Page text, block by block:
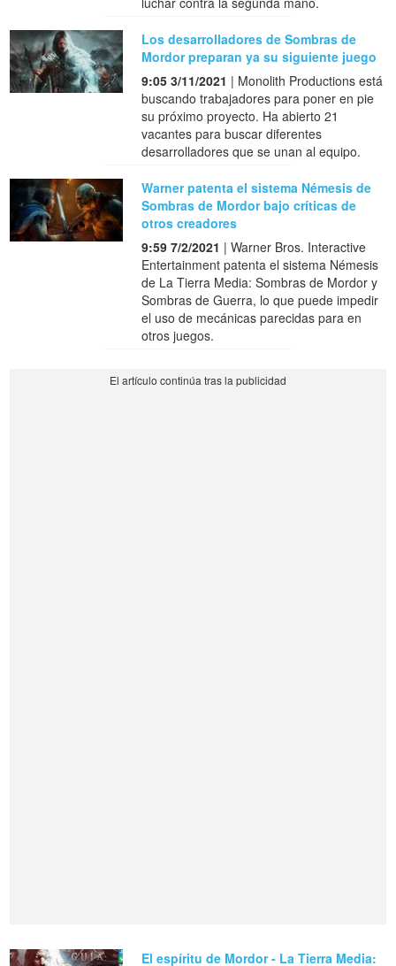
Los desarrolladores de Sombras de
Mordor preparan ya su siguiente juego
9:05 3/11/2021 | Monolith Productions está
buscando trabajadores para poner en pie
su próximo proyecto. Ha abierto 21
vacantes para buscar diferentes
desarrolladores que se unan al equipo.
Warner patenta el sistema Némesis de
Sombras de Mordor bajo críticas de
otros creadores
9:59 7/2/2021 | Warner Bros. Interactive
Entertainment patenta el sistema Némesis
de La Tierra Media: Sombras de Mordor y
Sombras de Guerra, lo que puede impedir
el uso de mecánicas parecidas para en
otros juegos.
El espíritu de Mordor - La Tierra Media: